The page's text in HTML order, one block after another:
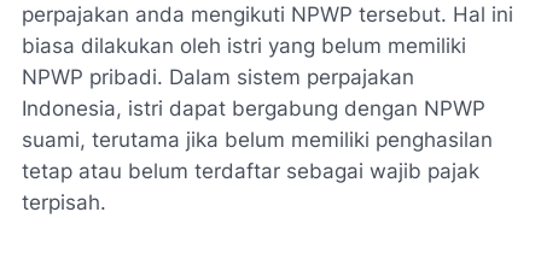
perpajakan anda mengikuti NPWP tersebut. Hal ini
biasa dilakukan oleh istri yang belum memiliki
NPWP pribadi. Dalam sistem perpajakan
Indonesia, istri dapat bergabung dengan NPWP
suami, terutama jika belum memiliki penghasilan
tetap atau belum terdaftar sebagai wajib pajak
terpisah.